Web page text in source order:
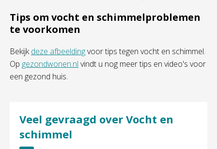
Tips om vocht en schimmelproblemen
te voorkomen
Bekijkdeze afbeeldingvoor tips tegen vocht en schimmel.
Op gezondwonen.nl vindt u nog meer tips en video's voor
een gezond huis.
Veel gevraagd over Vocht en
schimmel